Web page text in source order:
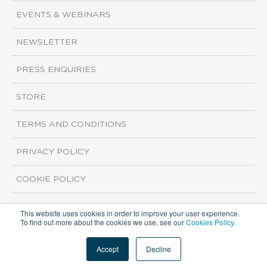
This website uses cookies in order to improve your user experience.
To find out more about the cookies we use, see ourCookies Policy.
Accept Decline
EVENTS & WEBINARS
NEWSLETTER
PRESS ENQUIRIES
STORE
TERMS AND CONDITIONS
PRIVACY POLICY
COOKIE POLICY
Copyright ©2026 ISI Markets. All rights reserved.